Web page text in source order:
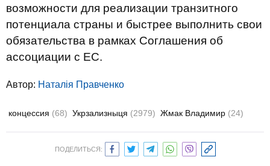
возможности для реализации транзитного
потенциала страны и быстрее выполнить свои
обязательства в рамках Соглашения об
ассоциации с ЕС.
Автор: Наталія Правченко
концессия (68) Укрзализныця (2979) Жмак Владимир (24)
ПОДЕЛИТЬСЯ: